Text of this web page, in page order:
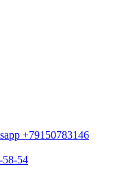
+79150783146
58-54